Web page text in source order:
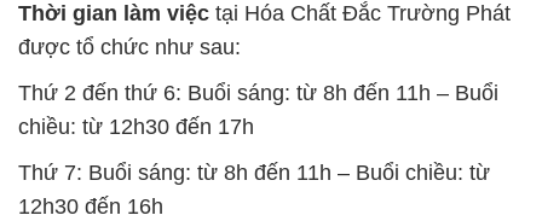
Thời gian làm việc tại Hóa Chất Đắc Trường Phát
được tổ chức như sau:
Thứ 2 đến thứ 6: Buổi sáng: từ 8h đến 11h – Buổi
chiều: từ 12h30 đến 17h
Thứ 7: Buổi sáng: từ 8h đến 11h – Buổi chiều: từ
12h30 đến 16h